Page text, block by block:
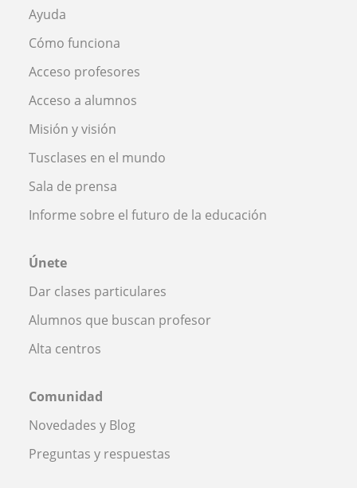
Ayuda
Cómo funciona
Acceso profesores
Acceso a alumnos
Misión y visión
Tusclases en el mundo
Sala de prensa
Informe sobre el futuro de la educación
Únete
Dar clases particulares
Alumnos que buscan profesor
Alta centros
Comunidad
Novedades y Blog
Preguntas y respuestas